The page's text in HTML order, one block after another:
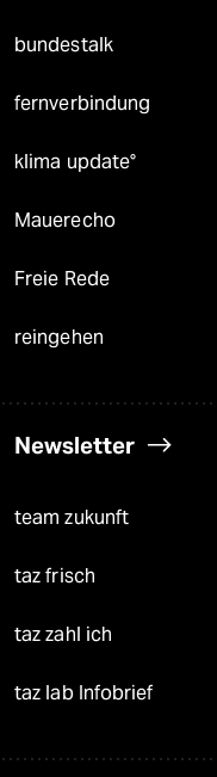
bundestalk
fernverbindung
klima update°
Mauerecho
Freie Rede
reingehen
Newsletter
team zukunft
taz frisch
taz zahl ich
taz lab Infobrief